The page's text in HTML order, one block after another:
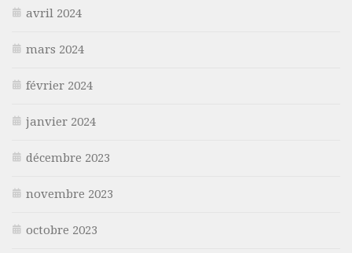
avril 2024
mars 2024
février 2024
janvier 2024
décembre 2023
novembre 2023
octobre 2023